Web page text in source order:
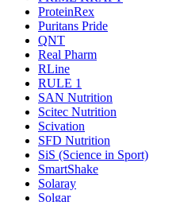
ProteinRex
Puritans Pride
QNT
Real Pharm
RLine
RULE 1
SAN Nutrition
Scitec Nutrition
Scivation
SFD Nutrition
SiS (Science in Sport)
SmartShake
Solaray
Solgar